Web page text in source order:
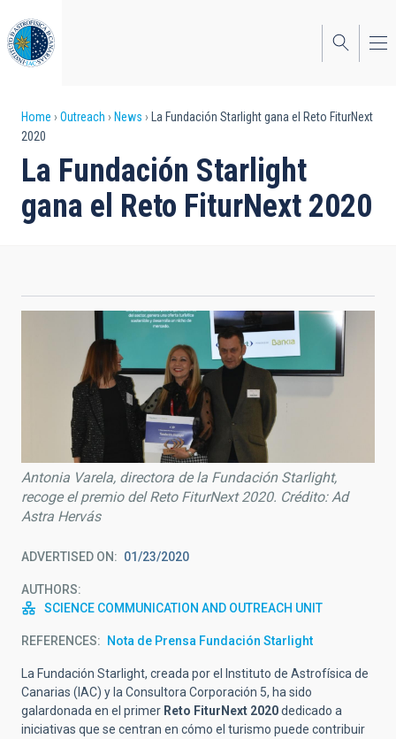
to
main
content
Breadcrumb
Home Outreach News
La Fundación Starlight gana el Reto FiturNext
2020
La Fundación Starlight
gana el Reto FiturNext 2020
Antonia Varela, directora de la Fundación Starlight,
recoge el premio del Reto FiturNext 2020. Crédito: Ad
Astra Hervás
ADVERTISED ON 01/23/2020
AUTHORS
SCIENCE COMMUNICATION AND OUTREACH UNIT
REFERENCES Nota de Prensa Fundación Starlight
La Fundación Starlight, creada por el Instituto de Astrofísica de
Canarias (IAC) y la Consultora Corporación 5, ha sido
galardonada en el primer Reto FiturNext 2020dedicado a
iniciativas que se centran en cómo el turismo puede contribuir